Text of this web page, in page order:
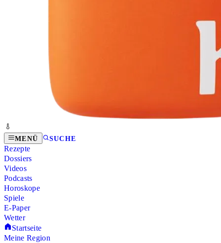
MENÜ SUCHE
Rezepte
Dossiers
Videos
Podcasts
Horoskope
Spiele
E-Paper
Wetter
Startseite
Meine Region